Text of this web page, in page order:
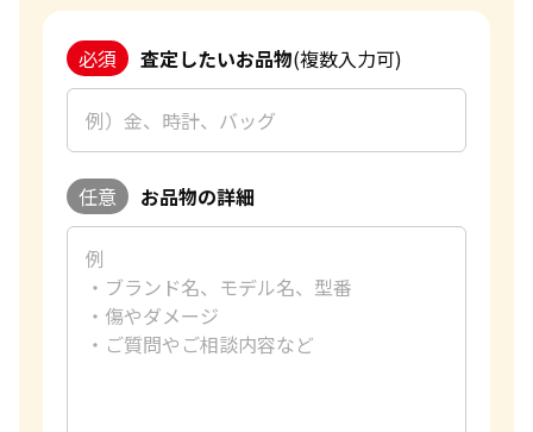
必須 査定したいお品物(複数入力可)
任意 お品物の詳細